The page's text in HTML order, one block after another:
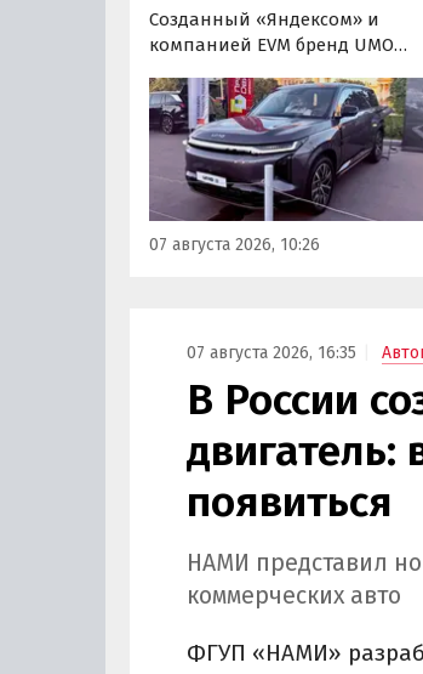
Созданный «Яндексом» и
компанией EVM бренд UMO
на свою вторую модель
- полноразмерный
кроссовер UMO 8 с полным
приводом. Его уже можно
заказать в двух версиях: Max за
5 915 000 рублей и Ultra за 6
000 рублей без учета
07 августа 2026, 10:26
07 августа 2026, 16:35
В России
двигатель:
появиться
НАМИ представил
коммерческих авто
ФГУП «НАМИ»